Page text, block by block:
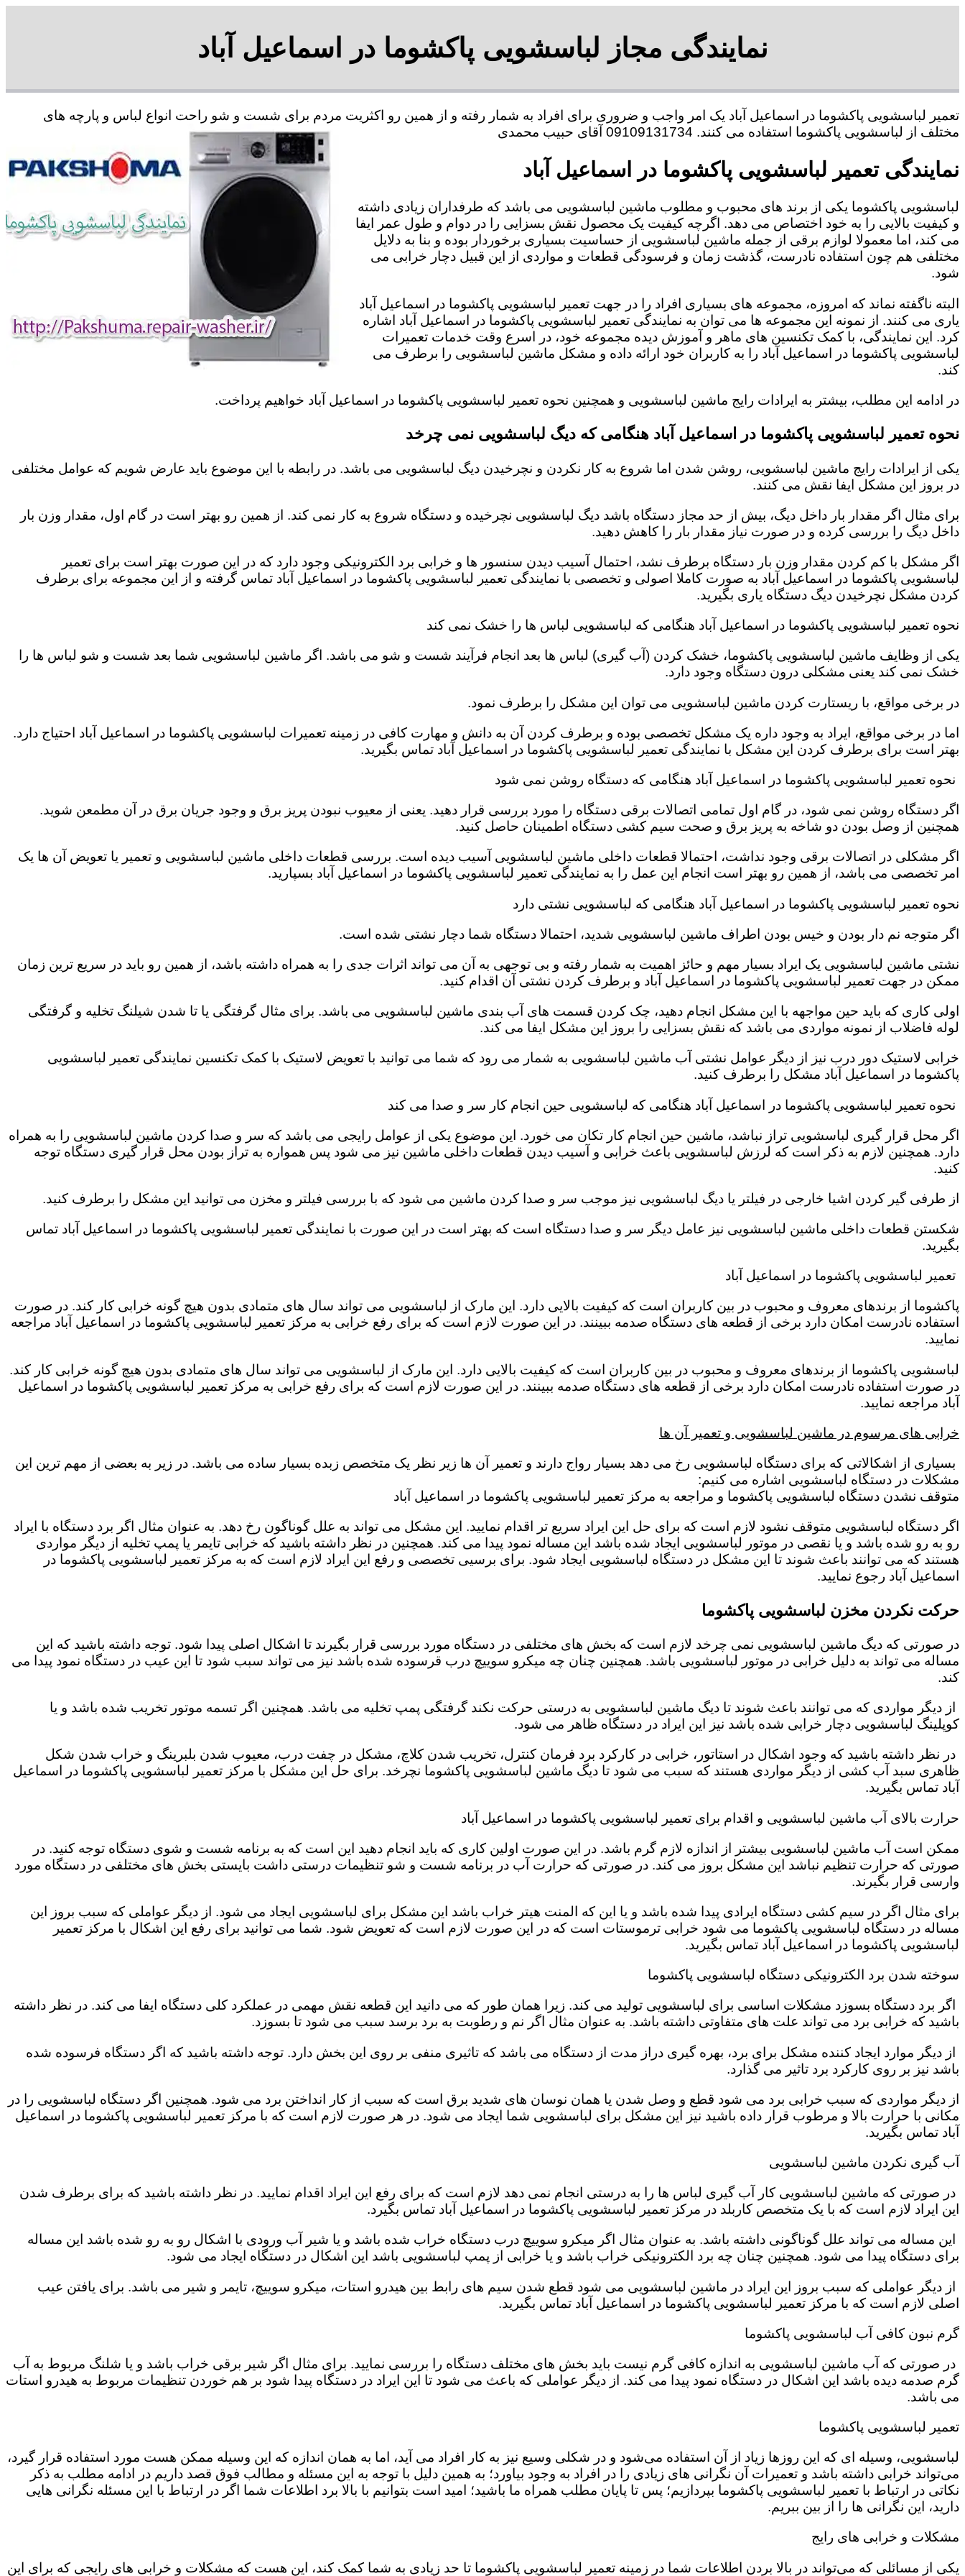
نمایندگی مجاز لباسشویی پاکشوما در اسماعیل آباد
تعمیر لباسشویی پاکشوما در اسماعیل آباد یک امر واجب و ضروری برای افراد به شمار رفته و از همین رو اکثریت مردم برای شست و شو راحت انواع لباس و پارچه های
مختلف از لباسشویی پاکشوما استفاده می کنند. 09109131734 آقای حبیب محمدی
نمایندگی تعمیر لباسشویی پاکشوما در اسماعیل آباد
لباسشویی پاکشوما یکی از برند های محبوب و مطلوب ماشین لباسشویی می باشد که طرفداران زیادی داشته
و کیفیت بالایی را به خود اختصاص می دهد. اگرچه کیفیت یک محصول نقش بسزایی را در دوام و طول عمر ایفا
می کند، اما معمولا لوازم برقی از جمله ماشین لباسشویی از حساسیت بسیاری برخوردار بوده و بنا به دلایل
مختلفی هم چون استفاده نادرست، گذشت زمان و فرسودگی قطعات و مواردی از این قبیل دچار خرابی می
شود.
البته ناگفته نماند که امروزه، مجموعه های بسیاری افراد را در جهت تعمیر لباسشویی پاکشوما در اسماعیل آباد
یاری می کنند. از نمونه این مجموعه ها می توان به نمایندگی تعمیر لباسشویی پاکشوما در اسماعیل آباد اشاره
کرد. این نمایندگی، با کمک تکنسین های ماهر و آموزش دیده مجموعه خود، در اسرع وقت خدمات تعمیرات
لباسشویی پاکشوما در اسماعیل آباد را به کاربران خود ارائه داده و مشکل ماشین لباسشویی را برطرف می
کند.
در ادامه این مطلب، بیشتر به ایرادات رایج ماشین لباسشویی و همچنین نحوه تعمیر لباسشویی پاکشوما در اسماعیل آباد خواهیم پرداخت.
نحوه تعمیر لباسشویی پاکشوما در اسماعیل آباد هنگامی که دیگ لباسشویی نمی چرخد
یکی از ایرادات رایج ماشین لباسشویی، روشن شدن اما شروع به کار نکردن و نچرخیدن دیگ لباسشویی می باشد. در رابطه با این موضوع باید عارض شویم که عوامل مختلفی
در بروز این مشکل ایفا نقش می کنند.
برای مثال اگر مقدار بار داخل دیگ، بیش از حد مجاز دستگاه باشد دیگ لباسشویی نچرخیده و دستگاه شروع به کار نمی کند. از همین رو بهتر است در گام اول، مقدار وزن بار
داخل دیگ را بررسی کرده و در صورت نیاز مقدار بار را کاهش دهید‌.
اگر مشکل با کم کردن مقدار وزن بار دستگاه برطرف نشد، احتمال آسیب دیدن سنسور ها و خرابی برد الکترونیکی وجود دارد که در این صورت بهتر است برای تعمیر
لباسشویی پاکشوما در اسماعیل آباد به صورت کاملا اصولی و تخصصی با نمایندگی تعمیر لباسشویی پاکشوما در اسماعیل آباد تماس گرفته و از این مجموعه برای برطرف
کردن مشکل نچرخیدن دیگ دستگاه یاری بگیرید.
نحوه تعمیر لباسشویی پاکشوما در اسماعیل آباد هنگامی که لباسشویی لباس ها را خشک نمی کند
یکی از وظایف ماشین لباسشویی پاکشوما، خشک کردن (آب گیری) لباس ها بعد انجام فرآیند شست و شو می باشد. اگر ماشین لباسشویی شما بعد شست و شو لباس ها را
خشک نمی کند یعنی مشکلی درون دستگاه وجود دارد.
در برخی مواقع، با ریستارت کردن ماشین لباسشویی می توان این مشکل را برطرف نمود.
اما در برخی مواقع، ایراد به وجود داره یک مشکل تخصصی بوده و برطرف کردن آن به دانش و مهارت کافی در زمینه تعمیرات لباسشویی پاکشوما در اسماعیل آباد احتیاج دارد.
بهتر است برای برطرف کردن این مشکل با نمایندگی تعمیر لباسشویی پاکشوما در اسماعیل آباد تماس بگیرید.
نحوه تعمیر لباسشویی پاکشوما در اسماعیل آباد هنگامی که دستگاه روشن نمی شود
اگر دستگاه روشن نمی شود، در گام اول تمامی اتصالات برقی دستگاه را مورد بررسی قرار دهید. یعنی از معیوب نبودن پریز برق و وجود جریان برق در آن مطمعن شوید.
همچنین از وصل بودن دو شاخه به پریز برق و صحت سیم کشی دستگاه اطمینان حاصل کنید.
اگر مشکلی در اتصالات برقی وجود نداشت، احتمالا قطعات داخلی ماشین لباسشویی آسیب دیده است‌. بررسی قطعات داخلی ماشین لباسشویی و تعمیر یا تعویض آن ها یک
امر تخصصی می باشد، از همین رو بهتر است انجام این عمل را به نمایندگی تعمیر لباسشویی پاکشوما در اسماعیل آباد بسپارید.
نحوه تعمیر لباسشویی پاکشوما در اسماعیل آباد هنگامی که لباسشویی نشتی دارد
اگر متوجه نم دار بودن و خیس بودن اطراف ماشین لباسشویی شدید، احتمالا دستگاه شما دچار نشتی شده است‌.
نشتی ماشین لباسشویی یک ایراد بسیار مهم و حائز اهمیت به شمار رفته و بی توجهی به آن می تواند اثرات جدی را به همراه داشته باشد، از همین رو باید در سریع ترین زمان
ممکن در جهت تعمیر لباسشویی پاکشوما در اسماعیل آباد و برطرف کردن نشتی آن اقدام کنید.
اولی کاری که باید حین مواجهه با این مشکل انجام دهید، چک کردن قسمت های آب بندی ماشین لباسشویی می باشد. برای مثال گرفتگی یا تا شدن شیلنگ تخلیه و گرفتگی
لوله فاضلاب از نمونه مواردی می باشد که نقش بسزایی را بروز این مشکل ایفا می کند‌‌.
خرابی لاستیک دور درب نیز از دیگر عوامل نشتی آب ماشین لباسشویی به شمار می رود که شما می توانید با تعویض لاستیک با کمک تکنسین نمایندگی تعمیر لباسشویی
پاکشوما در اسماعیل آباد مشکل را برطرف کنید.
نحوه تعمیر لباسشویی پاکشوما در اسماعیل آباد هنگامی که لباسشویی حین انجام کار سر و صدا می کند
اگر محل قرار گیری لباسشویی تراز نباشد، ماشین حین انجام کار تکان می خورد‌. این موضوع یکی از عوامل رایجی می باشد که سر و صدا کردن ماشین لباسشویی را به همراه
دارد. همچنین لازم به ذکر است که لرزش لباسشویی باعث خرابی و آسیب دیدن قطعات داخلی ماشین نیز می شود پس همواره به تراز بودن محل قرار گیری دستگاه توجه
کنید.
از طرفی گیر کردن اشیا خارجی در فیلتر یا دیگ لباسشویی نیز موجب سر و صدا کردن ماشین می شود که با بررسی فیلتر و مخزن می توانید این مشکل را برطرف کنید.
شکستن قطعات داخلی ماشین لباسشویی نیز عامل دیگر سر و صدا دستگاه است که بهتر است در این صورت با نمایندگی تعمیر لباسشویی پاکشوما در اسماعیل آباد تماس
بگیرید.
تعمیر لباسشویی پاکشوما در اسماعیل آباد
پاکشوما از برندهای معروف و محبوب در بین کاربران است که کیفیت بالایی دارد. این مارک از لباسشویی می تواند سال های متمادی بدون هیچ گونه خرابی کار کند. در صورت
استفاده نادرست امکان دارد برخی از قطعه های دستگاه صدمه ببینند. در این صورت لازم است که برای رفع خرابی به مرکز تعمیر لباسشویی پاکشوما در اسماعیل آباد مراجعه
نمایید.
لباسشویی پاکشوما از برندهای معروف و محبوب در بین کاربران است که کیفیت بالایی دارد. این مارک از لباسشویی می تواند سال های متمادی بدون هیچ گونه خرابی کار کند.
در صورت استفاده نادرست امکان دارد برخی از قطعه های دستگاه صدمه ببینند. در این صورت لازم است که برای رفع خرابی به مرکز تعمیر لباسشویی پاکشوما در اسماعیل
آباد مراجعه نمایید.
خرابی های مرسوم در ماشین لباسشویی و تعمیر آن ها
بسیاری از اشکالاتی که برای دستگاه لباسشویی رخ می دهد بسیار رواج دارند و تعمیر آن ها زیر نظر یک متخصص زبده بسیار ساده می باشد. در زیر به بعضی از مهم ترین این
مشکلات در دستگاه لباسشویی اشاره می کنیم:
متوقف نشدن دستگاه لباسشویی پاکشوما و مراجعه به مرکز تعمیر لباسشویی پاکشوما در اسماعیل آباد
اگر دستگاه لباسشویی متوقف نشود لازم است که برای حل این ایراد سریع تر اقدام نمایید. این مشکل می تواند به علل گوناگون رخ دهد. به عنوان مثال اگر برد دستگاه با ایراد
رو به رو شده باشد و یا نقصی در موتور لباسشویی ایجاد شده باشد این مساله نمود پیدا می کند. همچنین در نظر داشته باشید که خرابی تایمر یا پمپ تخلیه از دیگر مواردی
هستند که می توانند باعث شوند تا این مشکل در دستگاه لباسشویی ایجاد شود. برای برسیی تخصصی و رفع این ایراد لازم است که به مرکز تعمیر لباسشویی پاکشوما در
اسماعیل آباد رجوع نمایید.
حرکت نکردن مخزن لباسشویی پاکشوما
در صورتی که دیگ ماشین لباسشویی نمی چرخد لازم است که بخش های مختلفی در دستگاه مورد بررسی قرار بگیرند تا اشکال اصلی پیدا شود. توجه داشته باشید که این
مساله می تواند به دلیل خرابی در موتور لباسشویی باشد. همچنین چنان چه میکرو سوییچ درب قرسوده شده باشد نیز می تواند سبب شود تا این عیب در دستگاه نمود پیدا می
کند.
از دیگر مواردی که می توانند باعث شوند تا دیگ ماشین لباسشویی به درستی حرکت نکند گرفتگی پمپ تخلیه می باشد. همچنین اگر تسمه موتور تخریب شده باشد و یا
کوپلینگ لباسشویی دچار خرابی شده باشد نیز این ایراد در دستگاه ظاهر می شود.
در نظر داشته باشید که وجود اشکال در استاتور، خرابی در کارکرد برد فرمان کنترل، تخریب شدن کلاچ، مشکل در چفت درب، معیوب شدن بلبرینگ و خراب شدن شکل
ظاهری سبد آب کشی از دیگر مواردی هستند که سبب می شود تا دیگ ماشین لباسشویی پاکشوما نچرخد. برای حل این مشکل با مرکز تعمیر لباسشویی پاکشوما در اسماعیل
آباد تماس بگیرید.
حرارت بالای آب ماشین لباسشویی و اقدام برای تعمیر لباسشویی پاکشوما در اسماعیل آباد
ممکن است آب ماشین لباسشویی بیشتر از اندازه لازم گرم باشد. در این صورت اولین کاری که باید انجام دهید این است که به برنامه شست و شوی دستگاه توجه کنید. در
صورتی که حرارت تنظیم نباشد این مشکل بروز می کند. در صورتی که حرارت آب در برنامه شست و شو تنظیمات درستی داشت بایستی بخش های مختلفی در دستگاه مورد
وارسی قرار بگیرند.
برای مثال اگر در سیم کشی دستگاه ایرادی پیدا شده باشد و یا این که المنت هیتر خراب باشد این مشکل برای لباسشویی ایجاد می شود. از دیگر عواملی که سبب بروز این
مساله در دستگاه لباسشویی پاکشوما می شود خرابی ترموستات است که در این صورت لازم است که تعویض شود. شما می توانید برای رفع این اشکال با مرکز تعمیر
لباسشویی پاکشوما در اسماعیل آباد تماس بگیرید.
سوخته شدن برد الکترونیکی دستگاه لباسشویی پاکشوما
اگر برد دستگاه بسوزد مشکلات اساسی برای لباسشویی تولید می کند. زیرا همان طور که می دانید این قطعه نقش مهمی در عملکرد کلی دستگاه ایفا می کند. در نظر داشته
باشید که خرابی برد می تواند علت های متفاوتی داشته باشد. به عنوان مثال اگر نم و رطوبت به برد برسد سبب می شود تا بسوزد.
از دیگر موارد ایجاد کننده مشکل برای برد، بهره گیری دراز مدت از دستگاه می باشد که تاثیری منفی بر روی این بخش دارد. توجه داشته باشید که اگر دستگاه فرسوده شده
باشد نیز بر روی کارکرد برد تاثیر می گذارد.
از دیگر مواردی که سبب خرابی برد می شود قطع و وصل شدن یا همان نوسان های شدید برق است که سبب از کار انداختن برد می شود. همچنین اگر دستگاه لباسشویی را در
مکانی با حرارت بالا و مرطوب قرار داده باشید نیز این مشکل برای لباسشویی شما ایجاد می شود. در هر صورت لازم است که با مرکز تعمیر لباسشویی پاکشوما در اسماعیل
آباد تماس بگیرید.
آب گیری نکردن ماشین لباسشویی
در صورتی که ماشین لباسشویی کار آب گیری لباس ها را به درستی انجام نمی دهد لازم است که برای رفع این ایراد اقدام نمایید. در نظر داشته باشید که برای برطرف شدن
این ایراد لازم است که با یک متخصص کاربلد در مرکز تعمیر لباسشویی پاکشوما در اسماعیل آباد تماس بگیرد.
این مساله می تواند علل گوناگونی داشته باشد. به عنوان مثال اگر میکرو سوییچ درب دستگاه خراب شده باشد و یا شیر آب ورودی با اشکال رو به رو شده باشد این مساله
برای دستگاه پیدا می شود. همچنین چنان چه برد الکترونیکی خراب باشد و یا خرابی از پمپ لباسشویی باشد این اشکال در دستگاه ایجاد می شود.
از دیگر عواملی که سبب بروز این ایراد در ماشین لباسشویی می شود قطع شدن سیم های رابط بین هیدرو استات، میکرو سوییچ، تایمر و شیر می باشد. برای یافتن عیب
اصلی لازم است که با مرکز تعمیر لباسشویی پاکشوما در اسماعیل آباد تماس بگیرید.
گرم نبون کافی آب لباسشویی پاکشوما
در صورتی که آب ماشین لباسشویی به اندازه کافی گرم نیست باید بخش های مختلف دستگاه را بررسی نمایید. برای مثال اگر شیر برقی خراب باشد و یا شلنگ مربوط به آب
گرم صدمه دیده باشد این اشکال در دستگاه نمود پیدا می کند. از دیگر عواملی که باعث می شود تا این ایراد در دستگاه پیدا شود بر هم خوردن تنظیمات مربوط به هیدرو استات
می باشد.
تعمیر لباسشویی پاکشوما
لباسشویی، وسیله ای که این روزها زیاد از آن استفاده می‌شود و در شکلی وسیع نیز به کار افراد می آید، اما به همان اندازه که این وسیله ممکن هست مورد استفاده قرار گیرد،
می‌تواند خرابی داشته باشد و تعمیرات آن نگرانی های زیادی را در افراد به وجود بیاورد؛ به همین دلیل با توجه به این مسئله و مطالب فوق قصد داریم در ادامه مطلب به ذکر
نکاتی در ارتباط با تعمیر لباسشویی پاکشوما بپردازیم؛ پس تا پایان مطلب همراه ما باشید؛ امید است بتوانیم با بالا برد اطلاعات شما اگر در ارتباط با این مسئله نگرانی هایی
دارید، این نگرانی ها را از بین ببریم.
مشکلات و خرابی های رایج
یکی از مسائلی که می‌تواند در بالا بردن اطلاعات شما در زمینه تعمیر لباسشویی پاکشوما تا حد زیادی به شما کمک کند، این هست که مشکلات و خرابی های رایجی که برای این